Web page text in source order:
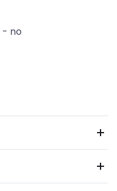
- no